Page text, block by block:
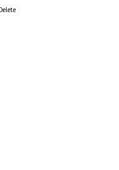
Delete